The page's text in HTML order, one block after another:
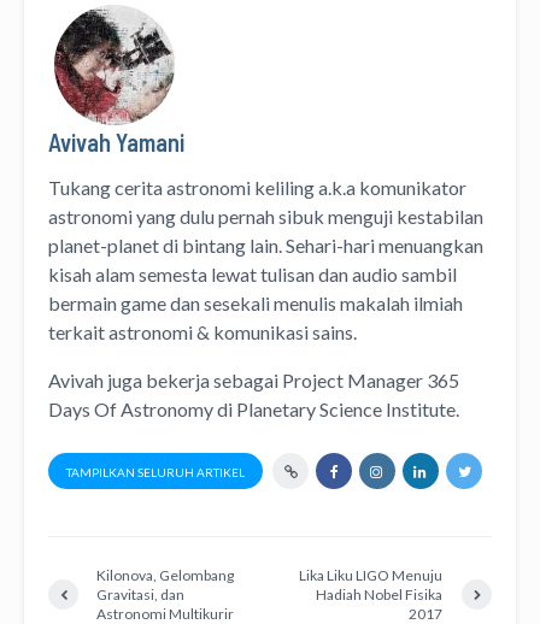
Avivah Yamani
Tukang cerita astronomi kelilinga.k.a komunikator
astronomiyang dulu pernah sibuk menguji kestabilan
planet-planet di bintang lain. Sehari-hari menuangkan
kisah alam semesta lewattulisandanaudio sambil
bermain game dan sesekali menulis makalah ilmiah
terkait astronomi & komunikasi sains.
Avivah juga bekerja sebagai Project Manager 365
Days Of Astronomydi Planetary Science Institute.
TAMPILKAN SELURUH ARTIKEL
Kilonova, Gelombang
Gravitasi, dan
Astronomi Multikurir
Lika Liku LIGO Menuju
Hadiah Nobel Fisika
2017